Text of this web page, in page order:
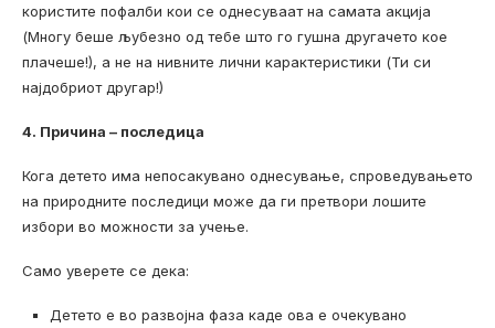
користите пофалби кои се однесуваат на самата акција
(Многу беше љубезно од тебе што го гушна другачето кое
плачеше!), а не на нивните лични карактеристики (Ти си
најдобриот другар!)
4. Причина – последица
Кога детето има непосакувано однесување, спроведувањето
на природните последици може да ги претвори лошите
избори во можности за учење.
Само уверете се дека:
Детето е во развојна фаза каде ова е очекувано